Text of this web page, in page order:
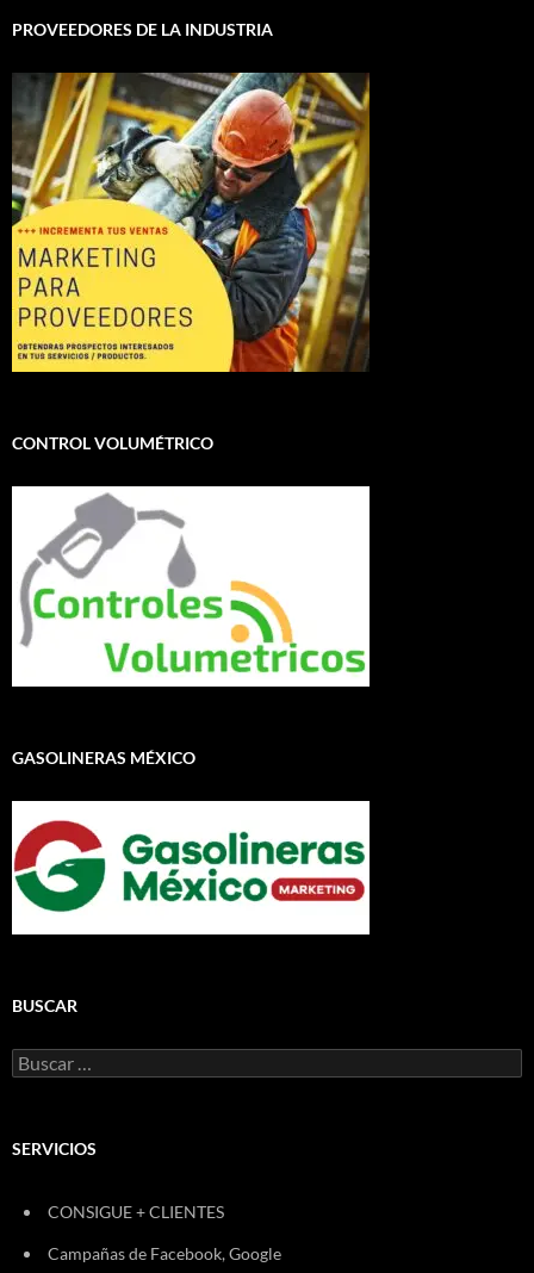
PROVEEDORES DE LA INDUSTRIA
CONTROL VOLUMÉTRICO
GASOLINERAS MÉXICO
BUSCAR
Buscar:
SERVICIOS
CONSIGUE + CLIENTES
Campañas de Facebook, Google